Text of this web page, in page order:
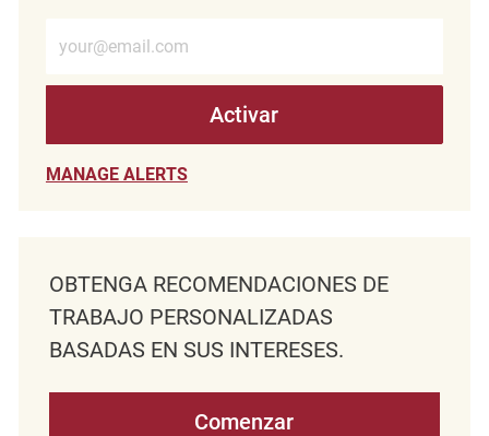
Activar
MANAGE ALERTS
OBTENGA RECOMENDACIONES DE
TRABAJO PERSONALIZADAS
BASADAS EN SUS INTERESES.
Comenzar